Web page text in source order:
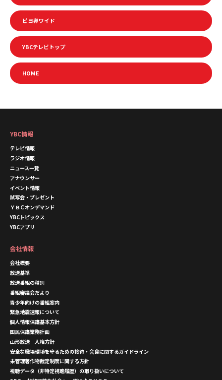
ピヨ卵ワイド
YBCテレビトップ
HOME
YBC情報
テレビ情報
ラジオ情報
ニュース一覧
アナウンサー
イベント情報
試写会・プレゼント
ＹＢＣオンデマンド
YBCトピックス
YBCアプリ
会社情報
会社概要
放送基準
放送番組の種別
番組審議会だより
青少年向けの番組案内
緊急地震速報について
個人情報保護基本方針
国民保護業務計画
山形放送 人権方針
安全な職場環境を守るための接待・会食に関するガイドライン
未管理著作物裁定制度に関する方針
視聴データ（非特定視聴履歴）の取り扱いについて